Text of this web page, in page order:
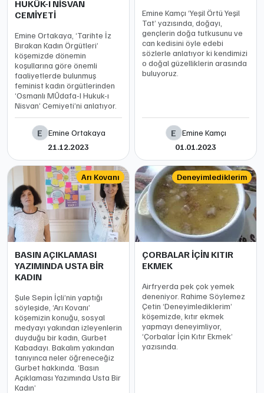
HUKÛK-I NİSVAN
CEMİYETİ
Emine Ortakaya, ‘Tarihte İz
Bırakan Kadın Örgütleri’
köşemizde dönemin
koşullarına göre önemli
faaliyetlerde bulunmuş
feminist kadın örgütlerinden
‘Osmanlı MŰdafa-I Hukuk-ı
Nisvan’ Cemiyeti’ni anlatıyor.
E
Emine Ortakaya
21.12.2023
Emine Kamçı ‘Yeşil Örtü Yeşil
Tat’ yazısında, doğayı,
gençlerin doğa tutkusunu ve
can kedisini öyle edebi
sözlerle anlatıyor ki kendimizi
o doğal güzelliklerin arasında
buluyoruz.
E
Emine Kamçı
01.01.2023
Arı Kovanı
BASIN AÇIKLAMASI
YAZIMINDA USTA BİR
KADIN
Şule Sepin İçli’nin yaptığı
söyleşide, ‘Arı Kovanı’
köşemizin konuğu, sosyal
medyayı yakından izleyenlerin
duyduğu bir kadın, Gurbet
Kabadayı. Bakalım yakından
tanıyınca neler öğreneceğiz
Gurbet hakkında. ‘Basın
Açıklaması Yazımında Usta Bir
Kadın’
Deneyimlediklerim
ÇORBALAR İÇİN KITIR
EKMEK
Airfryerda pek çok yemek
deneniyor. Rahime Söylemez
Çetin ‘Deneyimlediklerim’
köşemizde, kıtır ekmek
yapmayı deneyimliyor,
‘Çorbalar İçin Kıtır Ekmek’
yazısında.